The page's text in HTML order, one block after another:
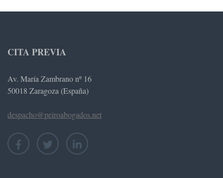
CITA PREVIA
Av. María Zambrano nº 16
50018 Zaragoza (España)
despacho@peiroabogados.net